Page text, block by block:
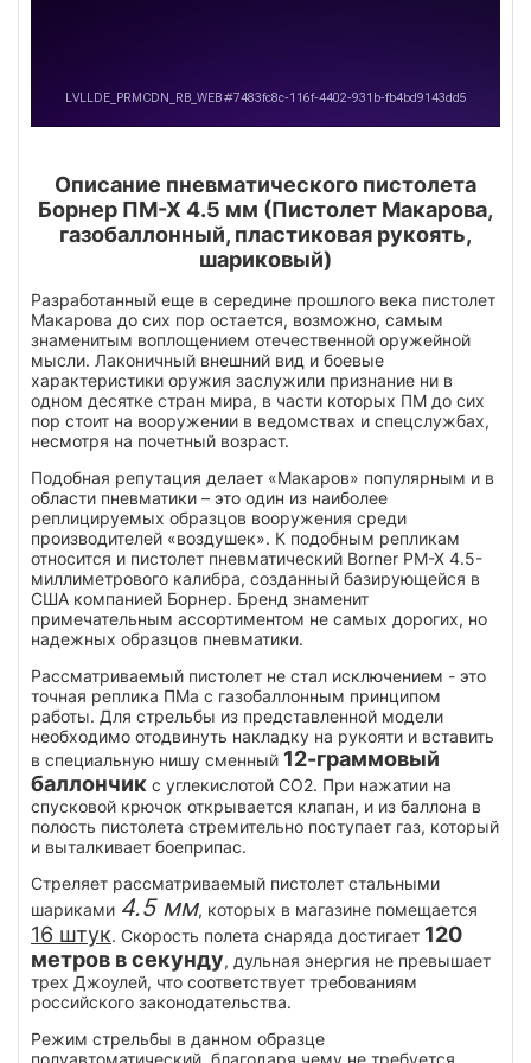
Описание пневматического пистолета
Борнер ПМ-Х 4.5 мм (Пистолет Макарова,
газобаллонный, пластиковая рукоять,
шариковый)
Разработанный еще в середине прошлого века пистолет
Макарова до сих пор остается, возможно, самым
знаменитым воплощением отечественной оружейной
мысли. Лаконичный внешний вид и боевые
характеристики оружия заслужили признание ни в
одном десятке стран мира, в части которых ПМ до сих
пор стоит на вооружении в ведомствах и спецслужбах,
несмотря на почетный возраст.
Подобная репутация делает «Макаров» популярным и в
области пневматики – это один из наиболее
реплицируемых образцов вооружения среди
производителей «воздушек». К подобным репликам
относится и пистолет пневматический Borner PM-X 4.5-
миллиметрового калибра, созданный базирующейся в
США компанией Борнер. Бренд знаменит
примечательным ассортиментом не самых дорогих, но
надежных образцов пневматики.
Рассматриваемый пистолет не стал исключением - это
точная реплика ПМа с газобаллонным принципом
работы. Для стрельбы из представленной модели
необходимо отодвинуть накладку на рукояти и вставить
в специальную нишу сменный 12-граммовый
баллончик с углекислотой CO2. При нажатии на
спусковой крючок открывается клапан, и из баллона в
полость пистолета стремительно поступает газ, который
и выталкивает боеприпас.
Стреляет рассматриваемый пистолет стальными
шариками 4.5 мм, которых в магазине помещается
16 штук. Скорость полета снаряда достигает 120
метров в секунду, дульная энергия не превышает
трех Джоулей, что соответствует требованиям
российского законодательства.
Режим стрельбы в данном образце